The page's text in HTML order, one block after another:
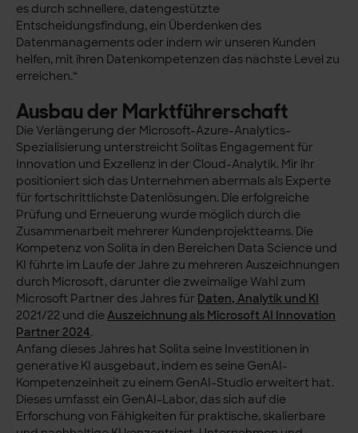
es durch schnellere, datengestützte
Entscheidungsfindung, ein Überdenken des
Datenmanagements oder indem wir unseren Kunden
helfen, mit ihren Datenkompetenzen das nächste Level zu
erreichen.“
Ausbau der Marktführerschaft
Die Verlängerung der Microsoft-Azure-Analytics-
Spezialisierung unterstreicht Solitas Engagement für
Innovation und Exzellenz in der Cloud-Analytik. Mir ihr
positioniert sich das Unternehmen abermals als Experte
für fortschrittlichste Datenlösungen. Die erfolgreiche
Prüfung und Erneuerung wurde möglich durch die
Zusammenarbeit mehrerer Kundenprojektteams. Die
Kompetenz von Solita in den Bereichen Data Science und
KI führte im Laufe der Jahre zu mehreren Auszeichnungen
durch Microsoft, darunter die zweimalige Wahl zum
Microsoft Partner des Jahres für Daten, Analytik und KI
2021/22 und dieAuszeichnung als Microsoft AI Innovation
Partner 2024.
Anfang dieses Jahres hat Solita seine Investitionen in
generative KI ausgebaut, indem es seine GenAI-
Kompetenzeinheit zu einem GenAI-Studio erweitert hat.
Dieses umfasst ein GenAI-Labor, das sich auf die
Erforschung von Fähigkeiten für praktische, skalierbare